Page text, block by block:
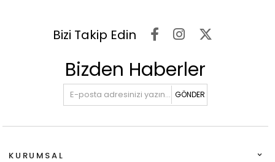
Bizi Takip Edin
Bizden Haberler
GÖNDER
KURUMSAL